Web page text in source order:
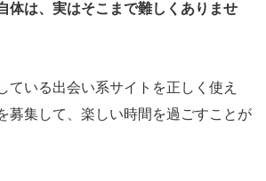
体は、実はそこまで難しくありませ
ている出会い系サイトを正しく使え
募集して、楽しい時間を過ごすことが